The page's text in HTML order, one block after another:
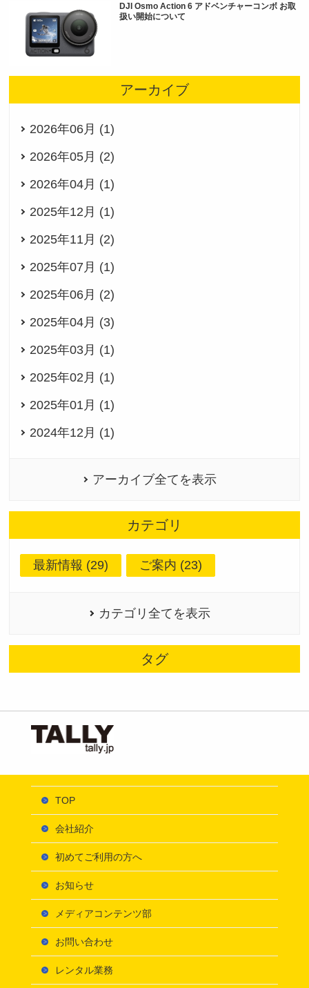
DJI Osmo Action 6 アドベンチャーコンボ お取
扱い開始について
アーカイブ
2026年06月 (1)
2026年05月 (2)
2026年04月 (1)
2025年12月 (1)
2025年11月 (2)
2025年07月 (1)
2025年06月 (2)
2025年04月 (3)
2025年03月 (1)
2025年02月 (1)
2025年01月 (1)
2024年12月 (1)
アーカイブ全てを表示
カテゴリ
最新情報 (29) ご案内 (23)
カテゴリ全てを表示
タグ
TOP
会社紹介
初めてご利用の方へ
お知らせ
メディアコンテンツ部
お問い合わせ
レンタル業務